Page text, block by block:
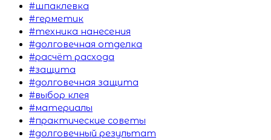
#шпаклевка
#герметик
#техника нанесения
#долговечная отделка
#расчёт расхода
#защита
#долговечная защита
#выбор клея
#материалы
#практические советы
#долговечный результат